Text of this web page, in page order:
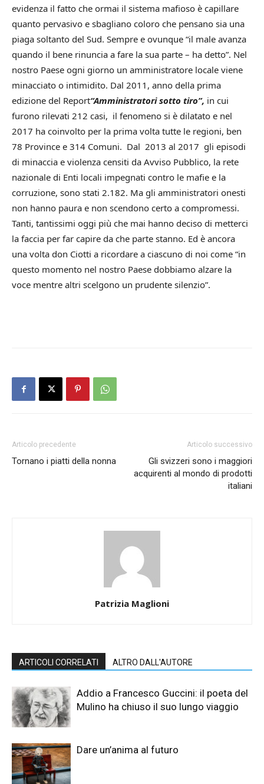
evidenza il fatto che ormai il sistema mafioso è capillare
quanto pervasivo e sbagliano coloro che pensano sia una
piaga soltanto del Sud. Sempre e ovunque “il male avanza
quando il bene rinuncia a fare la sua parte – ha detto”. Nel
nostro Paese ogni giorno un amministratore locale viene
minacciato o intimidito. Dal 2011, anno della prima
edizione del Report“Amministratori sotto tiro”, in cui
furono rilevati 212 casi, il fenomeno si è dilatato e nel
2017 ha coinvolto per la prima volta tutte le regioni, ben
78 Province e 314 Comuni. Dal 2013 al 2017 gli episodi
di minaccia e violenza censiti da Avviso Pubblico, la rete
nazionale di Enti locali impegnati contro le mafie e la
corruzione, sono stati 2.182. Ma gli amministratori onesti
non hanno paura e non scendono certo a compromessi.
Tanti, tantissimi oggi più che mai hanno deciso di metterci
la faccia per far capire da che parte stanno. Ed è ancora
una volta don Ciotti a ricordare a ciascuno di noi come “in
questo momento nel nostro Paese dobbiamo alzare la
voce mentre altri scelgono un prudente silenzio”.
Articolo precedente
Tornano i piatti della nonna
Articolo successivo
Gli svizzeri sono i maggiori
acquirenti al mondo di prodotti
italiani
Patrizia Maglioni
ARTICOLI CORRELATI ALTRO DALL'AUTORE
Addio a Francesco Guccini: il poeta del
Mulino ha chiuso il suo lungo viaggio
Dare un’anima al futuro